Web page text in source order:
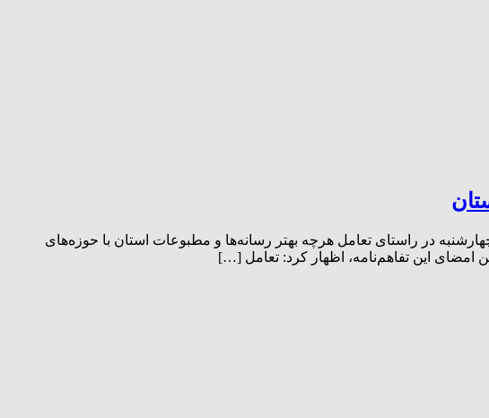
در راستای تعامل هرچه بهتر رسانه‌ها و مطبوعات استان با حوزه‌های
این تفاهم‌نامه، اظهار کرد: تعامل […]